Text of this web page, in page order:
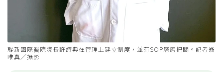
聯新國際醫院院長許詩典在管理上建立制度，並有SOP層層把關。記者翁
唯真／攝影